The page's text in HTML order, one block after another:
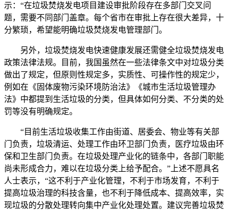
示：“在垃圾焚烧发电项目建设审批阶段存在多部门交叉问
题，需要不同部门盖章。每个省市在审批上存在很大差异，十
分繁琐，希望能明确垃圾焚烧发电管理部门。
另外，垃圾焚烧发电快速健康发展还需健全垃圾焚烧发电
政策法律法规。目前，我国虽然在一些法律条文中对垃圾分类
做出了规定，但原则性规定多，实质性、可操作性的规定少，
例如在《固体废物污染环境防治法》《城市生活垃圾管理办
法》中都提到生活垃圾的分类，但具体如何分类、不分类的处
罚等没有明确规定。
“目前生活垃圾收集工作由街道、居委会、物业等有关部
门负责，垃圾清运、处理工作由环卫部门负责，医疗垃圾由环
保和卫生部门负责。在垃圾处理产业化的链条中，各部门职能
尚未形成合力，难以在垃圾分类上给予配合。”上述不愿具名
人士表示，“这不利于产业化管理，不利于市场发育，不利于
提高垃圾治理的科技含量，也不利于降低成本、提高效率，实
现垃圾的分散处理转向集中产业化处理处置。建议完善垃圾焚